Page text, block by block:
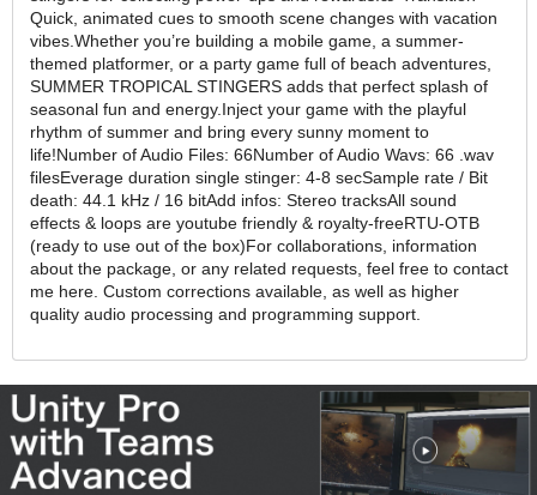
Quick, animated cues to smooth scene changes with vacation
vibes.Whether you’re building a mobile game, a summer-
themed platformer, or a party game full of beach adventures,
SUMMER TROPICAL STINGERS adds that perfect splash of
seasonal fun and energy.Inject your game with the playful
rhythm of summer and bring every sunny moment to
life!Number of Audio Files: 66Number of Audio Wavs: 66 .wav
filesEverage duration single stinger: 4-8 secSample rate / Bit
death: 44.1 kHz / 16 bitAdd infos: Stereo tracksAll sound
effects & loops are youtube friendly & royalty-freeRTU-OTB
(ready to use out of the box)For collaborations, information
about the package, or any related requests, feel free to contact
me here. Custom corrections available, as well as higher
quality audio processing and programming support.